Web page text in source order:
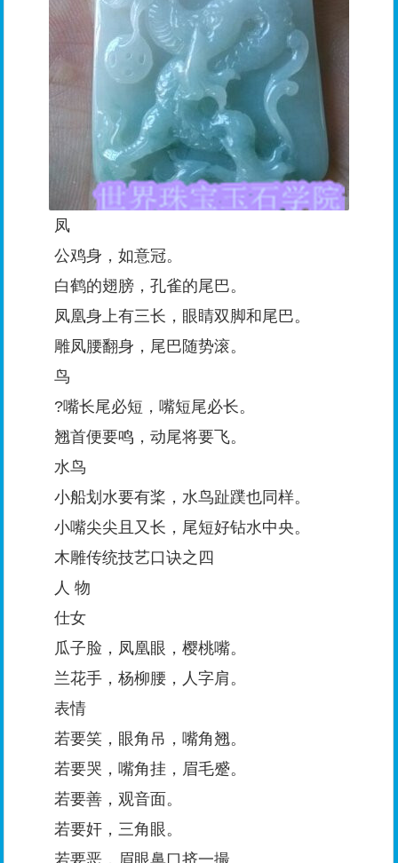
凤
公鸡身，如意冠。
白鹤的翅膀，孔雀的尾巴。
凤凰身上有三长，眼睛双脚和尾巴。
雕凤腰翻身，尾巴随势滚。
鸟
?嘴长尾必短，嘴短尾必长。
翘首便要鸣，动尾将要飞。
水鸟
小船划水要有桨，水鸟趾蹼也同样。
小嘴尖尖且又长，尾短好钻水中央。
木雕传统技艺口诀之四
人 物
仕女
瓜子脸，凤凰眼，樱桃嘴。
兰花手，杨柳腰，人字肩。
表情
若要笑，眼角吊，嘴角翘。
若要哭，嘴角挂，眉毛蹙。
若要善，观音面。
若要奸，三角眼。